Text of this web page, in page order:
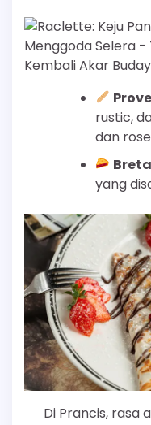
rustic,
dan
yang
Di Prancis, rasa